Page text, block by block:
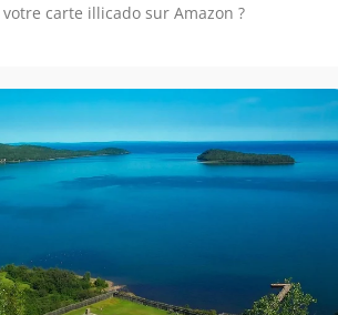
carte illicado sur Amazon ?